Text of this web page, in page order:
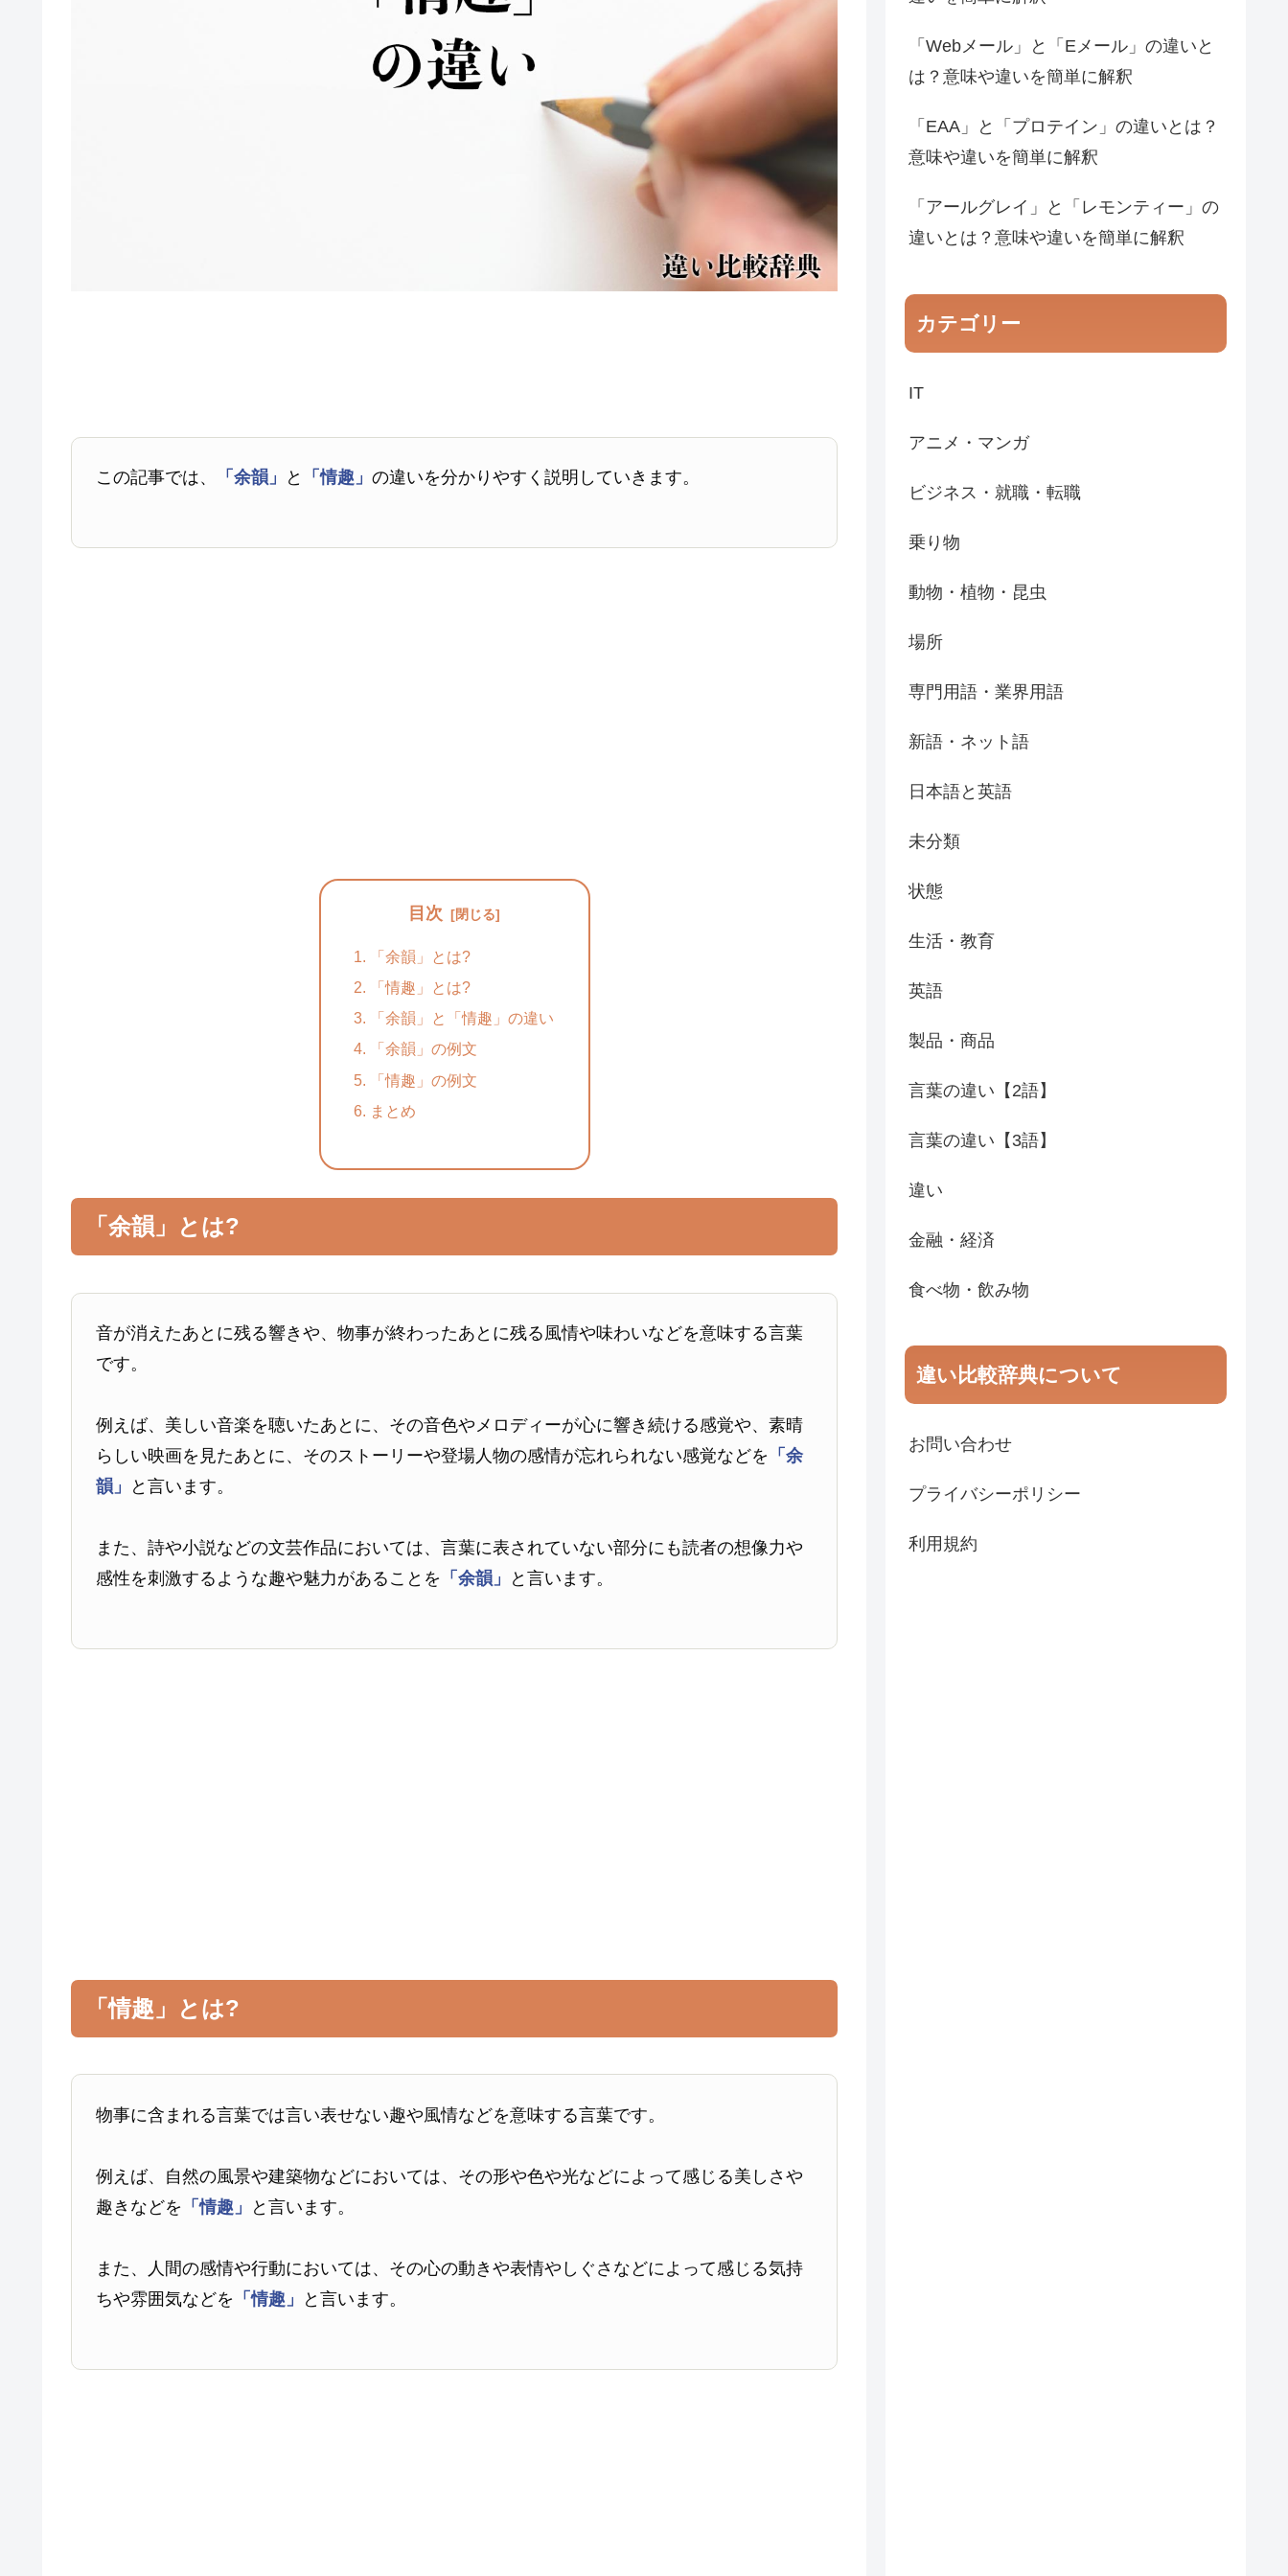
この記事では、 「余韻」 と 「情趣」の違いを分かりやすく説明していきます。
目次
「余韻」とは?
「情趣」とは?
「余韻」と「情趣」の違い
「余韻」の例文
「情趣」の例文
まとめ
「余韻」とは?
音が消えたあとに残る響きや、物事が終わったあとに残る風情や味わいなどを意味する言葉
です。
例えば、美しい音楽を聴いたあとに、その音色やメロディーが心に響き続ける感覚や、素晴
らしい映画を見たあとに、そのストーリーや登場人物の感情が忘れられない感覚などを 「余
韻」
と言います。
また、詩や小説などの文芸作品においては、言葉に表されていない部分にも読者の想像力や
感性を刺激するような趣や魅力があることを 「余韻」 と言います。
「情趣」とは?
物事に含まれる言葉では言い表せない趣や風情などを意味する言葉です。
例えば、自然の風景や建築物などにおいては、その形や色や光などによって感じる美しさや
趣きなどを 「情趣」 と言います。
また、人間の感情や行動においては、その心の動きや表情やしぐさなどによって感じる気持
ちや雰囲気などを 「情趣」 と言います。
「Webメール」と「Eメール」の違いと
は？意味や違いを簡単に解釈
「EAA」と「プロテイン」の違いとは？
意味や違いを簡単に解釈
「アールグレイ」と「レモンティー」の
違いとは？意味や違いを簡単に解釈
カテゴリー
IT
アニメ・マンガ
ビジネス・就職・転職
乗り物
動物・植物・昆虫
場所
専門用語・業界用語
新語・ネット語
日本語と英語
未分類
状態
生活・教育
英語
製品・商品
言葉の違い【2語】
言葉の違い【3語】
違い
金融・経済
食べ物・飲み物
違い比較辞典について
お問い合わせ
プライバシーポリシー
利用規約